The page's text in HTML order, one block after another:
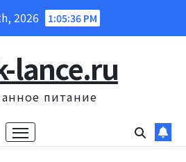
2026 1:05:38 PM
lance.ru
питание